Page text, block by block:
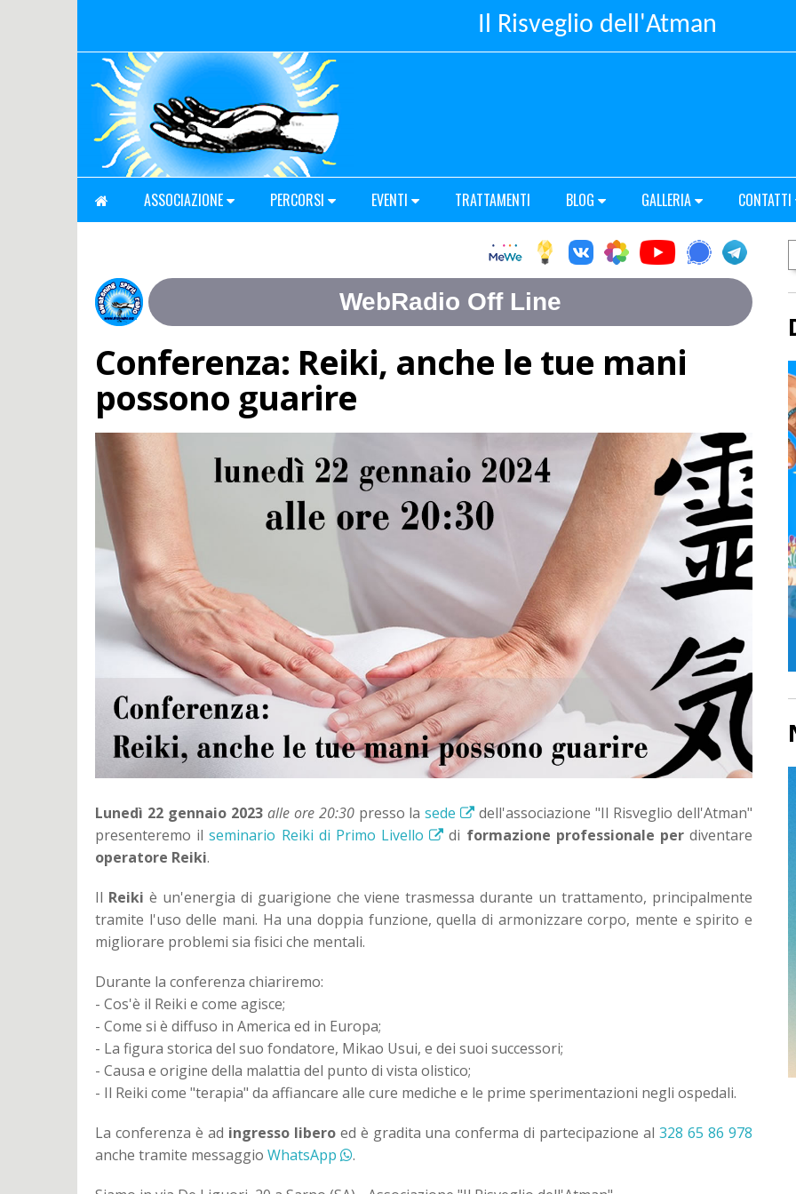
Il Risveglio dell'Atman
ASSOCIAZIONE PERCORSI EVENTI TRATTAMENTI BLOG GALLERIA CONTATTI
Conferenza: Reiki, anche le tue mani
possono guarire
Lunedì 22 gennaio 2023 alle ore 20:30presso lasede
dell'associazione "Il Risveglio dell'Atman"
presenteremo ilseminario Reiki di Primo Livello di formazione professionale perdiventare
operatore Reiki.
Il Reiki è un'energia di guarigione che viene trasmessa durante un trattamento, principalmente
tramite l'uso delle mani. Ha una doppia funzione, quella di armonizzare corpo, mente e spirito e
migliorare problemi sia fisici che mentali.
Durante la conferenza chiariremo:
- Cos'è il Reiki e come agisce;
- Come si è diffuso in America ed in Europa;
- La figura storica del suo fondatore, Mikao Usui, e dei suoi successori;
- Causa e origine della malattia del punto di vista olistico;
- Il Reiki come "terapia" da affiancare alle cure mediche e le prime sperimentazioni negli ospedali.
La conferenza è ad ingresso liberoed è gradita una conferma di partecipazione al328 65 86 978
anche tramite messaggio WhatsApp .